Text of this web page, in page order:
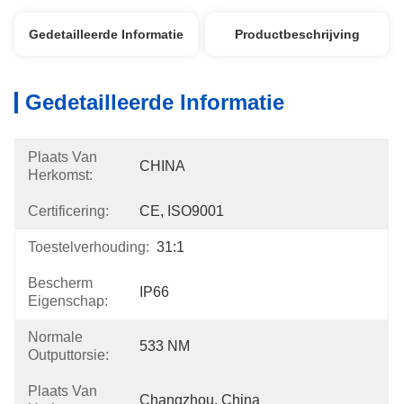
Gedetailleerde Informatie Productbeschrijving
Gedetailleerde Informatie
Plaats Van
Herkomst:
CHINA
Certificering: CE, ISO9001
Toestelverhouding: 31:1
Bescherm
Eigenschap:
IP66
Normale
Outputtorsie:
533 NM
Plaats Van
Changzhou, China